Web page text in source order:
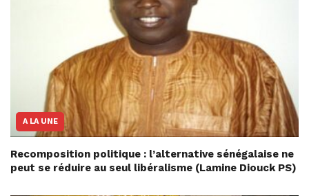
A LA UNE
Recomposition politique : l’alternative sénégalaise ne
peut se réduire au seul libéralisme (Lamine Diouck PS)